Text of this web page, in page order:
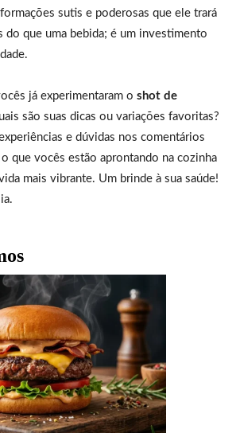
sutis e poderosas que ele trará
do que uma bebida; é um investimento
já experimentaram o shot de
são suas dicas ou variações favoritas?
e dúvidas nos comentários
que vocês estão aprontando na cozinha
mais vibrante. Um brinde à sua saúde!